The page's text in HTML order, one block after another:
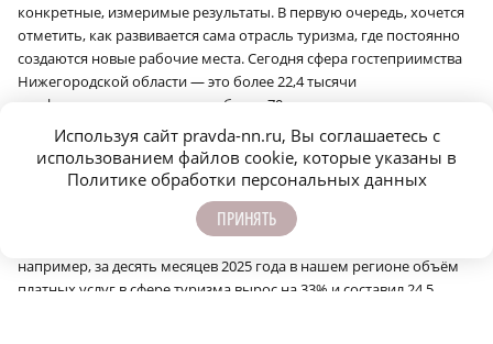
конкретные, измеримые результаты. В первую очередь, хочется
отметить, как развивается сама отрасль туризма, где постоянно
создаются новые рабочие места. Сегодня сфера гостеприимства
Нижегородской области — это более 22,4 тысячи
профессионалов, в том числе более 70 туроператоров и почти
тысяча турагентов. Для того чтобы гости получали качественные
туристические услуги, ведем работу по аттестации экскурсоводов
и гидов переводчиков: к настоящему моменту ее прошли уже
почти 500 специалистов. Эффективность наших усилий — это не
только лидерство в рейтингах и завоеванные туристические
премии, но и рост объективных экономических показателей. Так,
например, за десять месяцев 2025 года в нашем регионе объём
платных услуг в сфере туризма вырос на 33% и составил 24,5
Используя сайт pravda-nn.ru, Вы соглашаетесь с
использованием файлов cookie, которые указаны в
Политике обработки персональных данных
ПРИНЯТЬ